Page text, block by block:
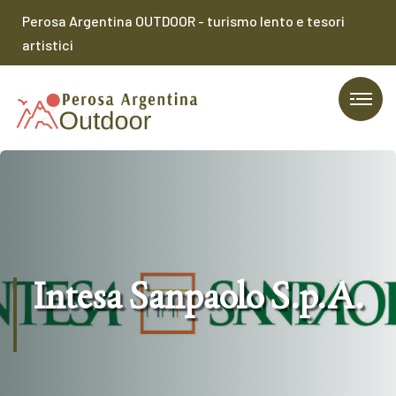
Perosa Argentina OUTDOOR - turismo lento e tesori
artistici
Intesa Sanpaolo S.p.A.